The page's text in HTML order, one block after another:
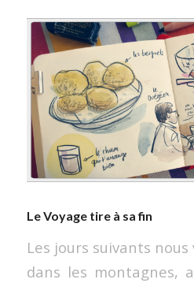
Le Voyage tire à sa fin
Les jours suivants
dans les montagnes,